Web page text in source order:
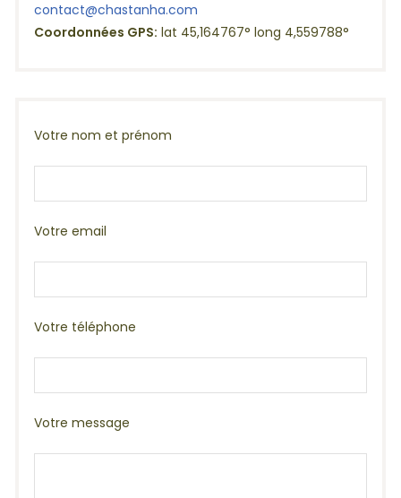
contact@chastanha.com
Coordonnées GPS: lat 45,164767° long 4,559788°
Votre nom et prénom
Votre email
Votre téléphone
Votre message